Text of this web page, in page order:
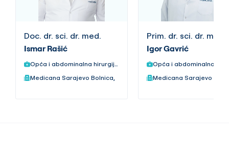
Doc. dr. sci. dr. med.
Ismar Rašić
Opća i abdominalna hirurgija,
Medicana Sarajevo Bolnica,
Prim. dr. sci. dr. med.
Igor Gavrić
Medicana Sarajevo